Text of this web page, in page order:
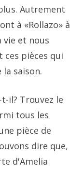
Autrement
à «Rollazo» à
vie et nous
pièces qui
saison.
il? Trouvez le
tous les
pièce de
dire que,
d'Amelia